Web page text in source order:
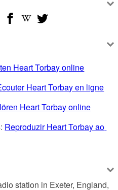
Heart Torbay online
Heart Torbay en ligne
Heart Torbay online
Reproduzir Heart Torbay ao
station in Exeter, England,